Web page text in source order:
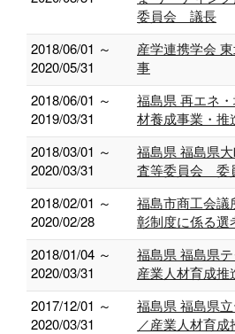
委員会 議長
2018/06/01 ～
2020/05/31
産学連携学会
事
2018/06/01 ～
2019/03/31
福島県 再エネ
材養成事業・
2018/03/01 ～
2020/03/31
福島県 福島県
査等委員会 委
2018/02/01 ～
2020/02/28
福島市商工会議
彰制度に係る
2018/01/04 ～
2020/03/31
福島県 福島県
産業人材育成
2017/12/01 ～
2020/03/31
福島県 福島県
／産業人材育